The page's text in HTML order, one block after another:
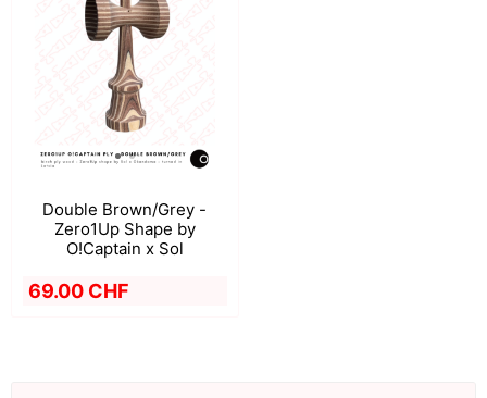
Double Brown/Grey -
Zero1Up Shape by
O!Captain x Sol
69.00 CHF